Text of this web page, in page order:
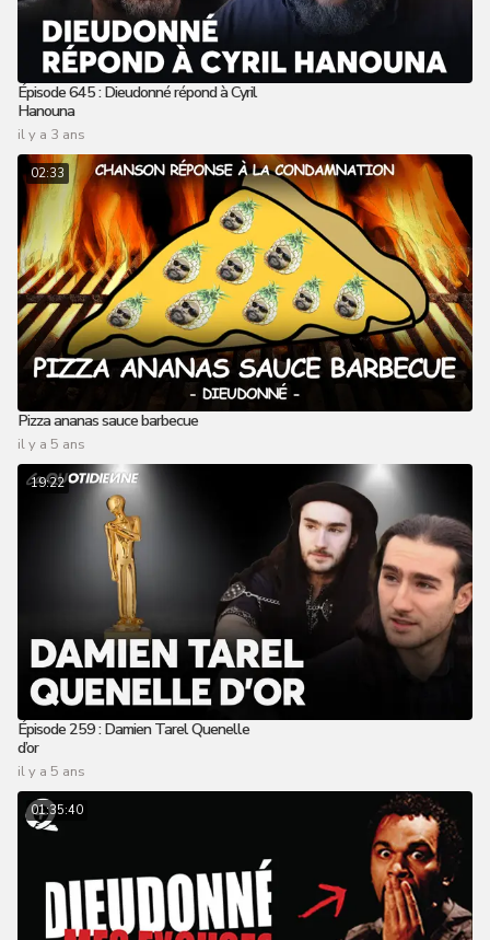
Épisode 645 : Dieudonné répond à Cyril
Hanouna
il y a 3 ans
02:33
Pizza ananas sauce barbecue
il y a 5 ans
19:22
Épisode 259 : Damien Tarel Quenelle
d’or
il y a 5 ans
01:35:40